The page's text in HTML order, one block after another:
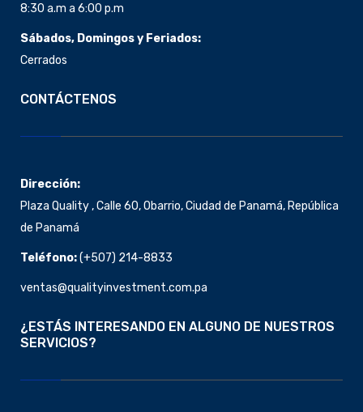
8:30 a.m a 6:00 p.m
Sábados, Domingos y Feriados:
Cerrados
CONTÁCTENOS
Dirección:
Plaza Quality , Calle 60, Obarrio, Ciudad de Panamá, República
de Panamá
Teléfono:(+507) 214-8833
ventas@qualityinvestment.com.pa
¿ESTÁS INTERESANDO EN ALGUNO DE NUESTROS
SERVICIOS?